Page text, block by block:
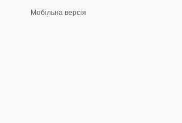
Мобільна версія